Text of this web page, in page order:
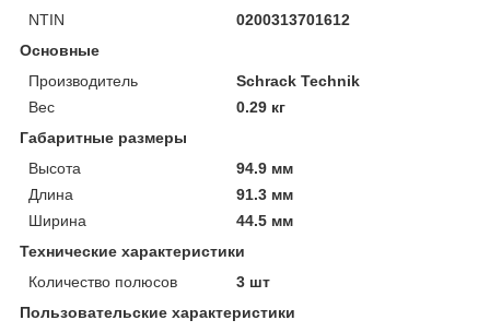
NTIN
0200313701612
Основные
Производитель
Schrack Technik
Вес
0.29 кг
Габаритные размеры
Высота
94.9 мм
Длина
91.3 мм
Ширина
44.5 мм
Технические характеристики
Количество полюсов
3 шт
Пользовательские характеристики